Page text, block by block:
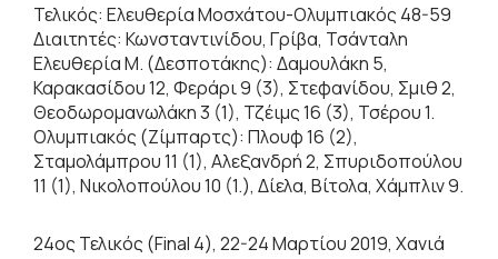
Τελικός: Ελευθερία Μοσχάτου-Ολυμπιακός 48-59
Διαιτητές: Κωνσταντινίδου, Γρίβα, Τσάνταλη
Ελευθερία Μ. (Δεσποτάκης): Δαμουλάκη 5,
Καρακασίδου 12, Φεράρι 9 (3), Στεφανίδου, Σμιθ 2,
Θεοδωρομανωλάκη 3 (1), Τζέιμς 16 (3), Τσέρου 1.
Ολυμπιακός (Ζίμπαρτς): Πλουφ 16 (2),
Σταμολάμπρου 11 (1), Αλεξανδρή 2, Σπυριδοπούλου
11 (1), Νικολοπούλου 10 (1.), Δίελα, Βίτολα, Χάμπλιν 9.
24ος Τελικός (Final 4), 22-24 Μαρτίου 2019, Χανιά